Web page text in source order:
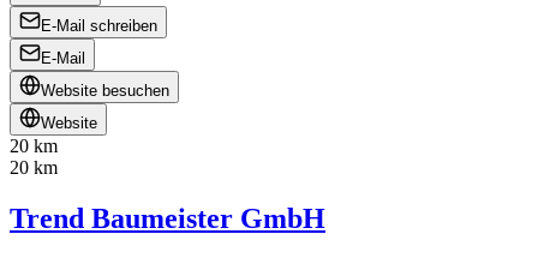
E-Mail schreiben
E-Mail
Website besuchen
Website
20 km
20 km
Trend Baumeister GmbH